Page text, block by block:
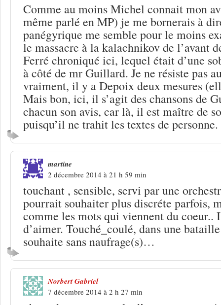
Comme au moins Michel connait mon
même parlé en MP) je me bornerais à
panégyrique me semble pour le moins
le massacre à la kalachnikov de l’avant
Ferré chroniqué ici, lequel était d’une
à côté de mr Guillard. Je ne résiste pas
vraiment, il y a Depoix deux mesures
Mais bon, ici, il s’agit des chansons de
chacun son avis, car là, il est maître de
puisqu’il ne trahit les textes de personne.
martine
2 décembre 2014 à 21 h 59 min
touchant , sensible, servi par une
pourrait souhaiter plus discréte parfois,
comme les mots qui viennent du coeur..
d’aimer. Touché_coulé, dans une
souhaite sans naufrage(s)…
Norbert Gabriel
7 décembre 2014 à 2 h 27 min